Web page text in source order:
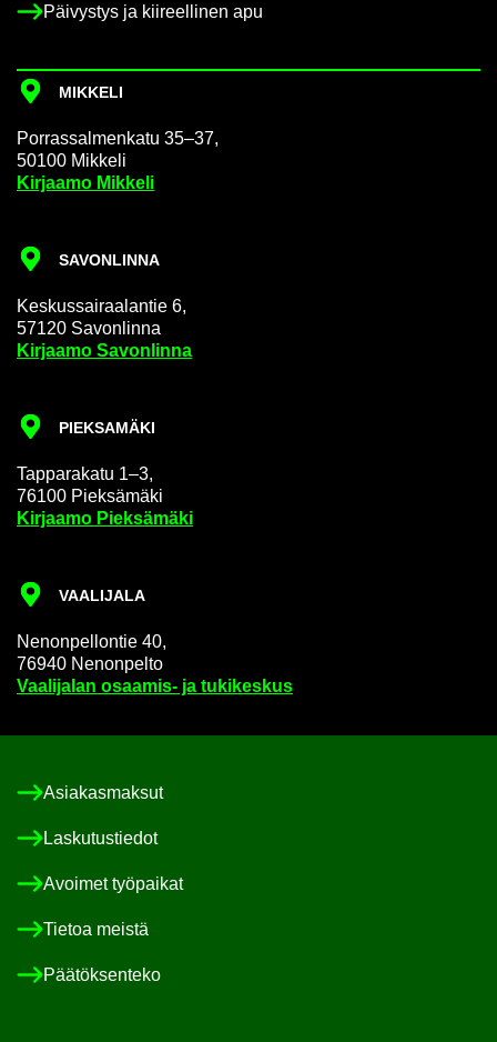
Päi­vys­tys ja kii­reel­li­nen apu
MIK­KE­LI
Por­ras­sal­men­ka­tu 35–37,
50100 Mik­ke­li
Kir­jaa­mo Mik­ke­li
SA­VON­LIN­NA
Kes­kus­sai­raa­lan­tie 6,
57120 Sa­von­lin­na
Kir­jaa­mo Sa­von­lin­na
PIEK­SA­MÄ­KI
Tap­pa­ra­ka­tu 1–3,
76100 Piek­sä­mä­ki
Kir­jaa­mo Piek­sä­mä­ki
VAA­LI­JA­LA
Ne­non­pel­lon­tie 40,
76940 Ne­non­pel­to
Vaa­li­ja­lan osaamis-​ ja tu­ki­kes­kus
Asia­kas­mak­sut
Las­ku­tus­tie­dot
Avoi­met työ­pai­kat
Tie­toa meis­tä
Pää­tök­sen­te­ko